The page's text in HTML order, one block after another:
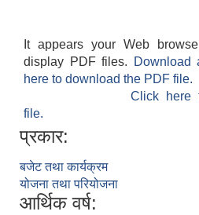
It appears your Web
display PDF files.
Download
here to download the PDF file.
Click here
file.
प्रकार:
बजेट तथा कार्यक्रम
योजना तथा परियोजना
आर्थिक वर्ष: